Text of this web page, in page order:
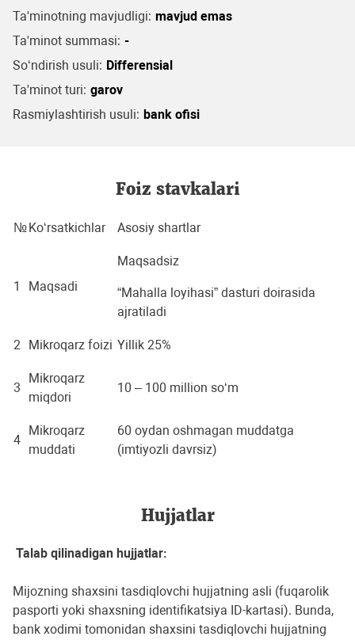
Ta'minotning mavjudligi: mavjud emas
Ta'minot summasi: -
So‘ndirish usuli: Differensial
Ta'minot turi: garov
Rasmiylashtirish usuli: bank ofisi
Foiz stavkalari
№Ko‘rsatkichlar Asosiy shartlar
1 Maqsadi
Maqsadsiz
“Mahalla loyihasi” dasturi doirasida
ajratiladi
2 Mikroqarz foizi Yillik 25%
3
Mikroqarz
miqdori
10 – 100 million so‘m
4
Mikroqarz
muddati
60 oydan oshmagan muddatga
(imtiyozli davrsiz)
Hujjatlar
Talab qilinadigan hujjatlar:
Mijozning shaxsini tasdiqlovchi hujjatning asli (fuqarolik
pasporti yoki shaxsning identifikatsiya ID-kartasi). Bunda,
bank xodimi tomonidan shaxsini tasdiqlovchi hujjatning